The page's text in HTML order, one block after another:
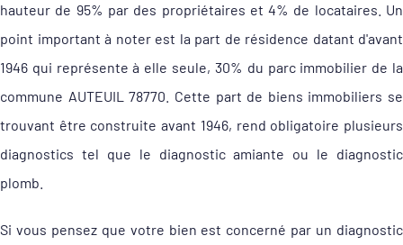
hauteur de 95% par des propriétaires et 4% de locataires. Un
point important à noter est la part de résidence datant d'avant
1946 qui représente à elle seule, 30% du parc immobilier de la
commune AUTEUIL 78770. Cette part de biens immobiliers se
trouvant être construite avant 1946, rend obligatoire plusieurs
diagnostics tel que le diagnostic amiante ou le diagnostic
plomb.
Si vous pensez que votre bien est concerné par un diagnostic